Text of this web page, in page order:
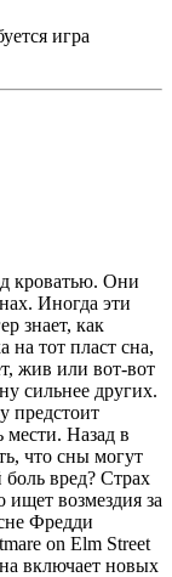
игра
кроватью. Они
Иногда эти
знает, как
на тот пласт сна,
жив или вот-вот
сильнее других.
предстоит
мести. Назад в
что сны могут
вред? Страх
ищет возмездия за
Фредди
on Elm Street
включает новых